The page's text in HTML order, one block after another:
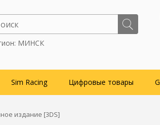
МИНСК
Sim Racing Цифровые товары
издание [3DS]